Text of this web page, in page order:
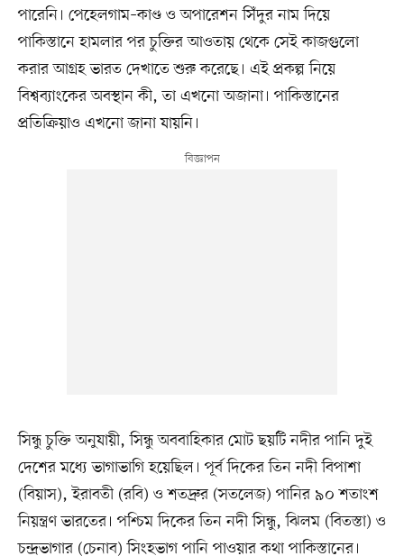
পারেনি। পেহেলগাম–কাণ্ড ও অপারেশন সিঁদুর নাম দিয়ে
পাকিস্তানে হামলার পর চুক্তির আওতায় থেকে সেই কাজগুলো
করার আগ্রহ ভারত দেখাতে শুরু করেছে। এই প্রকল্প নিয়ে
বিশ্বব্যাংকের অবস্থান কী, তা এখনো অজানা। পাকিস্তানের
প্রতিক্রিয়াও এখনো জানা যায়নি।
সিন্ধু চুক্তি অনুযায়ী, সিন্ধু অববাহিকার মোট ছয়টি নদীর পানি দুই
দেশের মধ্যে ভাগাভাগি হয়েছিল। পূর্ব দিকের তিন নদী বিপাশা
(বিয়াস), ইরাবতী (রবি) ও শতদ্রুর (সতলেজ) পানির ৯০ শতাংশ
নিয়ন্ত্রণ ভারতের। পশ্চিম দিকের তিন নদী সিন্ধু, ঝিলম (বিতস্তা) ও
চন্দ্রভাগার (চেনাব) সিংহভাগ পানি পাওয়ার কথা পাকিস্তানের।